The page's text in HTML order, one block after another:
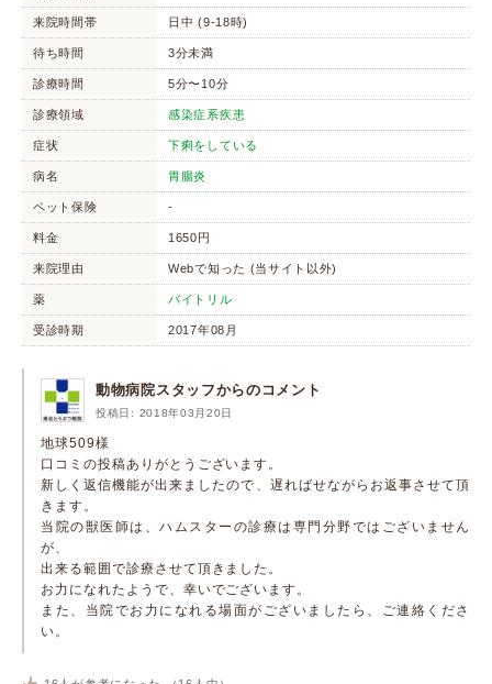
来院時間帯 日中 (9-18時)
待ち時間 3分未満
診療時間 5分〜10分
診療領域 感染症系疾患
症状 下痢をしている
病名 胃腸炎
ペット保険 -
料金 1650円
来院理由 Webで知った (当サイト以外)
薬 バイトリル
受診時期 2017年08月
動物病院スタッフからのコメント
投稿日: 2018年03月20日
地球509様
口コミの投稿ありがとうございます。
新しく返信機能が出来ましたので、遅ればせながらお返事させて頂
きます。
当院の獣医師は、ハムスターの診療は専門分野ではございません
が、
出来る範囲で診療させて頂きました。
お力になれたようで、幸いでございます。
また、当院でお力になれる場面がございましたら、ご連絡くださ
い。